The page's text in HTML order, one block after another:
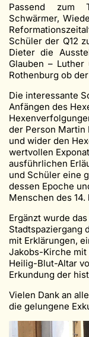
Passend zum
Schwärmer,
Schüler der Q12
Dieter die
Glauben – Luther
Rothenburg ob
Die interessante
Anfängen des
der Person Martin
und wider den
wertvollen
ausführlichen
und Schüler eine
dessen Epoche
Menschen des 14.
Ergänzt wurde
Stadtspaziergang
mit Erklärungen,
Jakobs-Kirche mit
Heilig-Blut-Altar
Erkundung der
Vielen Dank an
die gelungene